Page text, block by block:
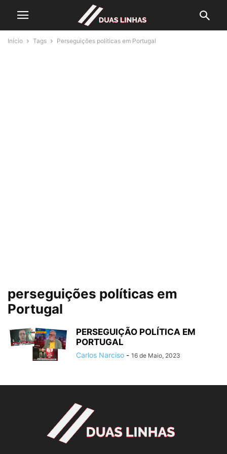
Início Tags Perseguições políticas em Portugal
perseguições políticas em
Portugal
PERSEGUIÇÃO POLÍTICA EM
PORTUGAL
Carlos Narciso - 16 de Maio, 2023